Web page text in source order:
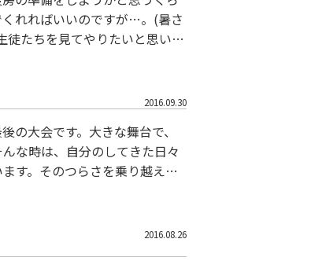
れればいいのですが…。(暑さ
たちを見てやりたいと思いま
2016.09.30
の大会です。大きな舞台で、
な時は、自分のしてきた日々
す。そのつらさを乗り越え、
2016.08.26